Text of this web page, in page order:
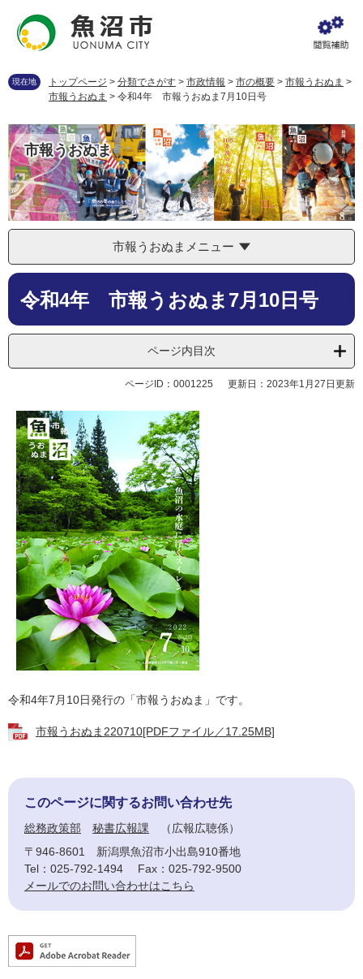
先
す
。
を
し
て
本
文
へ
現在地 トップページ > 分類でさがす > 市政情報 > 市の概要 > 市報うおぬま >
市報うおぬま > 令和4年 市報うおぬま7月10日号
市報うおぬま
市報うおぬまメニュー
本
令和4年 市報うおぬま7月10日号
ページ内目次
ページID：0001225 更新日：2023年1月27日更新
令和4年7月10日発行の「市報うおぬま」です。
市報うおぬま220710[PDFファイル／17.25MB]
このページに関するお問い合わせ先
総務政策部 秘書広報課
広報広聴係
〒946-8601
新潟県魚沼市小出島910番地
Tel：025-792-1494
Fax：025-792-9500
メールでのお問い合わせはこちら